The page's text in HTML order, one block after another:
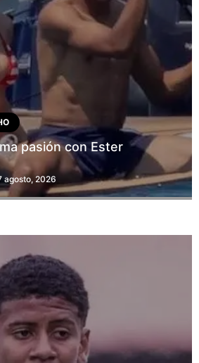
pasión con Ester
agosto, 2026